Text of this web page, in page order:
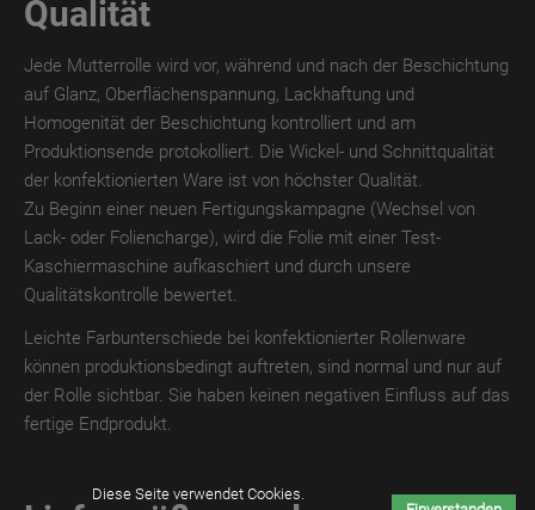
GLOSS
THERMO
TroTEMPTATION-
X
TroTEMPTATION-
X
WET
TroTEMPTATION-
THERMO
TroTEMPTATION-
DIGITAL
Qualität
Jede Mutterrolle wird vor, während und nach der Beschichtung
auf Glanz, Oberflächenspannung, Lackhaftung und
Homogenität der Beschichtung kontrolliert und am
Produktionsende protokolliert. Die Wickel- und Schnittqualität
der konfektionierten Ware ist von höchster Qualität.
Zu Beginn einer neuen Fertigungskampagne (Wechsel von
Lack- oder Foliencharge), wird die Folie mit einer Test-
Kaschiermaschine aufkaschiert und durch unsere
Qualitätskontrolle bewertet.
Leichte Farbunterschiede bei konfektionierter Rollenware
können produktionsbedingt auftreten, sind normal und nur auf
der Rolle sichtbar. Sie haben keinen negativen Einfluss auf das
fertige Endprodukt.
Diese Seite verwendet Cookies.